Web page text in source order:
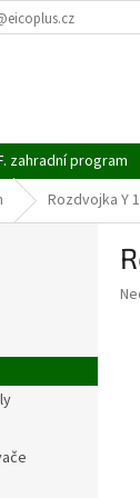
zahradní program
Rozdvojka Y